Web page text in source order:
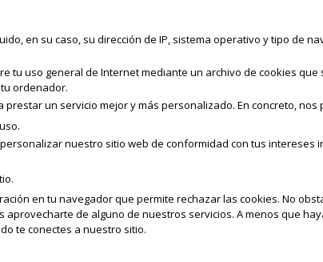
en su caso, su dirección de IP, sistema operativo y tipo de
tu uso general de Internet mediante un archivo de cookies
ordenador.
un servicio mejor y más personalizado. En concreto, nos
nuestro sitio web de conformidad con tus intereses
en tu navegador que permite rechazar las cookies. No
de alguno de nuestros servicios. A menos que
te conectes a nuestro sitio.